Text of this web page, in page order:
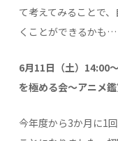
て考えてみることで
くことができるかも…
6月11日（土）14:00
を極める会～アニメ
今年度から3か月に1